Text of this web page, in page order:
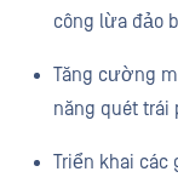
công lừa đảo
Tăng cường
năng quét trái
Triển khai các